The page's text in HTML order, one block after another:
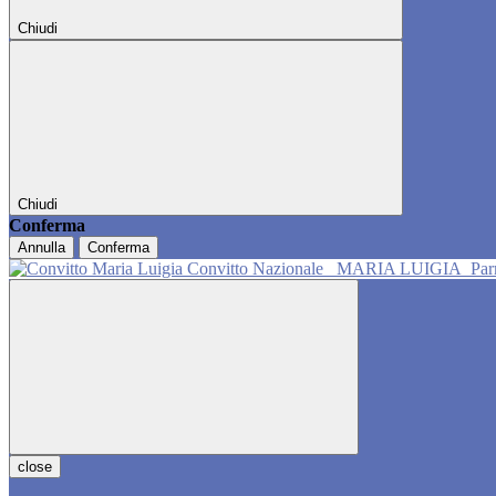
Chiudi
Chiudi
Conferma
Annulla Conferma
Convitto Nazionale MARIA LUIGIA
close